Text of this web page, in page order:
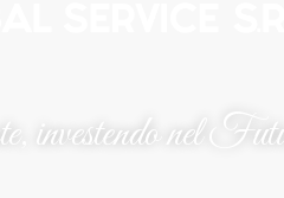
investendo nel